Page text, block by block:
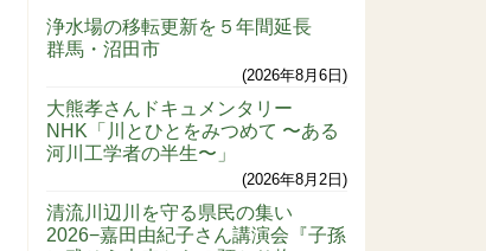
浄水場の移転更新を５年間延長
群馬・沼田市
2026年8月6日
大熊孝さんドキュメンタリー
NHK「川とひとをみつめて 〜ある
河川工学者の半生〜」
2026年8月2日
清流川辺川を守る県民の集い
2026−嘉田由紀子さん講演会『子孫